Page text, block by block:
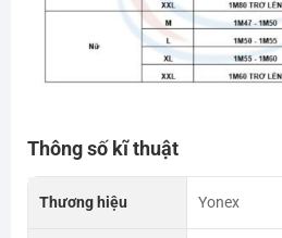
Thông số kĩ thuật
Thương hiệu Yonex